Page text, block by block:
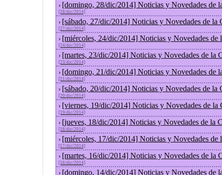
› [domingo, 28/dic/2014] Noticias y Novedades de
[28/dic/2014]
› [sábado, 27/dic/2014] Noticias y Novedades de la
[27/dic/2014]
› [miércoles, 24/dic/2014] Noticias y Novedades de
[24/dic/2014]
› [martes, 23/dic/2014] Noticias y Novedades de la
[23/dic/2014]
› [domingo, 21/dic/2014] Noticias y Novedades de
[21/dic/2014]
› [sábado, 20/dic/2014] Noticias y Novedades de la
[20/dic/2014]
› [viernes, 19/dic/2014] Noticias y Novedades de la
[19/dic/2014]
› [jueves, 18/dic/2014] Noticias y Novedades de la
[18/dic/2014]
› [miércoles, 17/dic/2014] Noticias y Novedades de
[17/dic/2014]
› [martes, 16/dic/2014] Noticias y Novedades de la
[16/dic/2014]
› [domingo, 14/dic/2014] Noticias y Novedades de